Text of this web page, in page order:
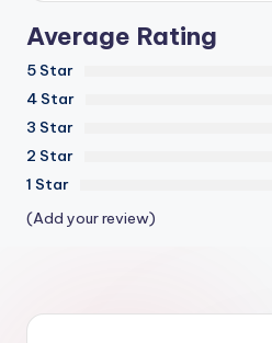
Average Rating
5 Star
4 Star
3 Star
2 Star
1 Star
(Add your review)